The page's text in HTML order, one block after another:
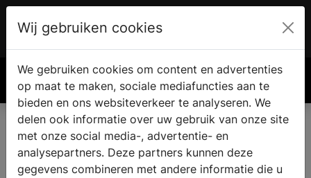
€ 0.00
Wij gebruiken cookies
We gebruiken cookies om content en advertenties
op maat te maken, sociale mediafuncties aan te
bieden en ons websiteverkeer te analyseren. We
delen ook informatie over uw gebruik van onze site
met onze social media-, advertentie- en
analysepartners. Deze partners kunnen deze
gegevens combineren met andere informatie die u